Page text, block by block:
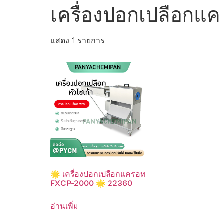
เครื่องปอกเปลือกแ
แสดง 1 รายการ
🌟 เครื่องปอกเปลือกแครอท
FXCP-2000 🌟 22360
อ่านเพิ่ม